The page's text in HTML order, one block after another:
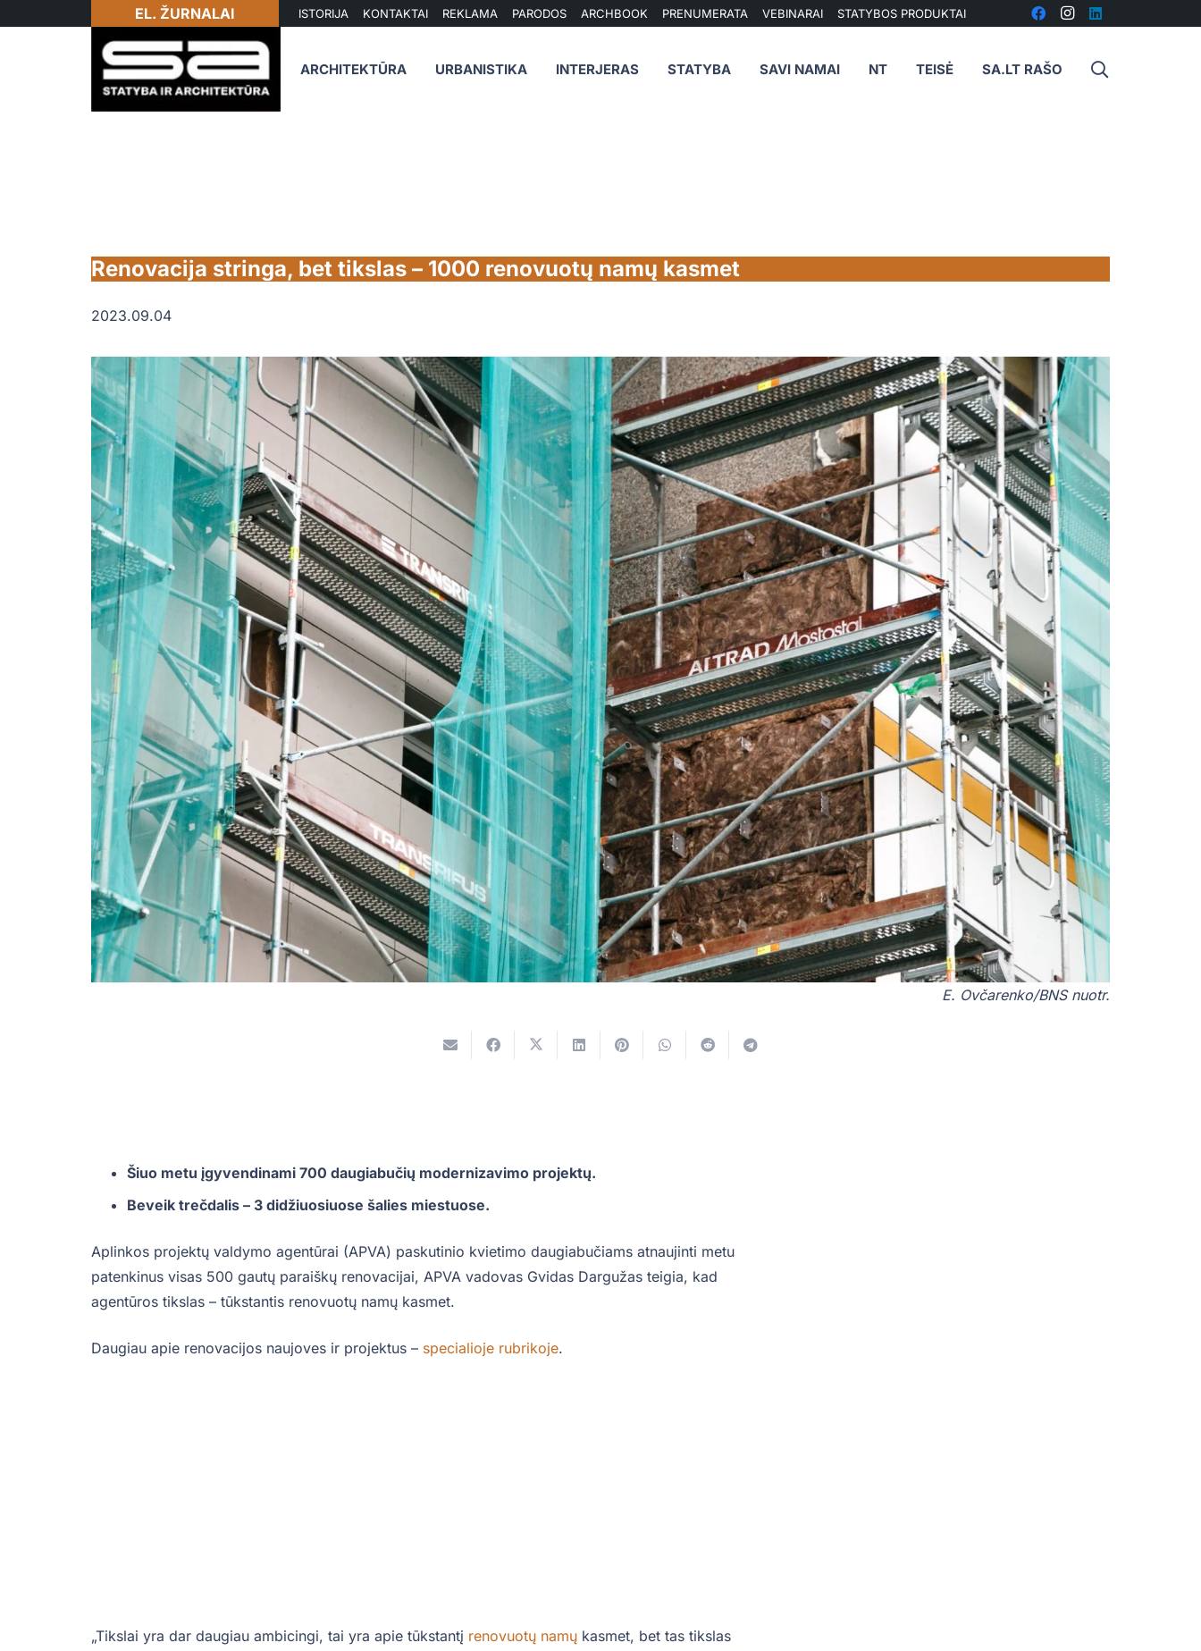
EL. ŽURNALAI ISTORIJA KONTAKTAI REKLAMA PARODOS ARCHBOOK PRENUMERATA VEBINARAI STATYBOS PRODUKTAI
ARCHITEKTŪRA URBANISTIKA INTERJERAS STATYBA SAVI NAMAI NT TEISĖ SA.LT RAŠO
Renovacija stringa, bet tikslas – 1000 renovuotų namų kasmet
2023.09.04
E. Ovčarenko/BNS nuotr.
Šiuo metu įgyvendinami 700 daugiabučių modernizavimo projektų.
Beveik trečdalis – 3 didžiuosiuose šalies miestuose.
Aplinkos projektų valdymo agentūrai (APVA) paskutinio kvietimo daugiabučiams atnaujinti metu
patenkinus visas 500 gautų paraiškų renovacijai, APVA vadovas Gvidas Dargužas teigia, kad
agentūros tikslas – tūkstantis renovuotų namų kasmet.
Daugiau apie renovacijos naujoves ir projektus – specialioje rubrikoje.
„Tikslai yra dar daugiau ambicingi, tai yra apie tūkstantį renovuotų namų kasmet, bet tas tikslas